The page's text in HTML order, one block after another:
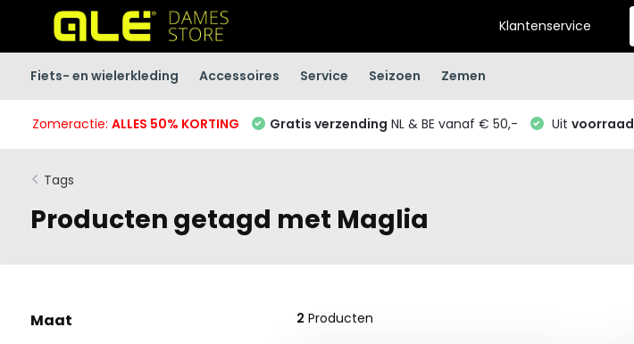
Klantenservice
Fiets- en wielerkleding Accessoires Service Seizoen Zemen
Zomeractie: ALLES 50% KORTING Gratis verzending NL & BE vanaf € 50,- Uit voorraad
Tags
Producten getagd met Maglia
Maat 2 Producten